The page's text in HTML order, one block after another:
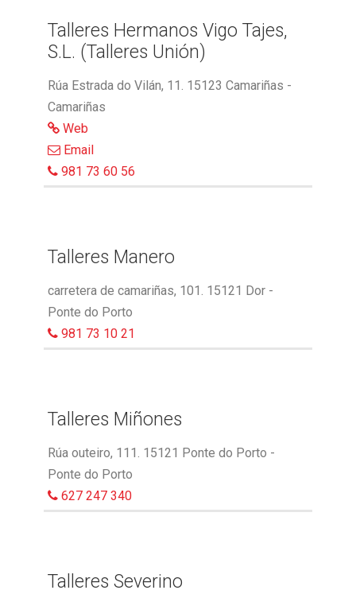
Talleres Hermanos Vigo Tajes,
S.L. (Talleres Unión)
Rúa Estrada do Vilán, 11. 15123 Camariñas -
Camariñas
Web
Email
981 73 60 56
Talleres Manero
carretera de camariñas, 101. 15121 Dor -
Ponte do Porto
981 73 10 21
Talleres Miñones
Rúa outeiro, 111. 15121 Ponte do Porto -
Ponte do Porto
627 247 340
Talleres Severino